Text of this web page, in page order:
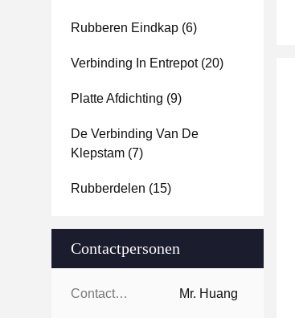
Rubberen Eindkap (6)
Verbinding In Entrepot(20)
Platte Afdichting (9)
De Verbinding Van De
Klepstam (7)
Rubberdelen (15)
Contactpersonen
Contactpersonen: Mr. Huang